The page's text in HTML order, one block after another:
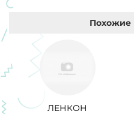
Похожие
ЛЕНКОН